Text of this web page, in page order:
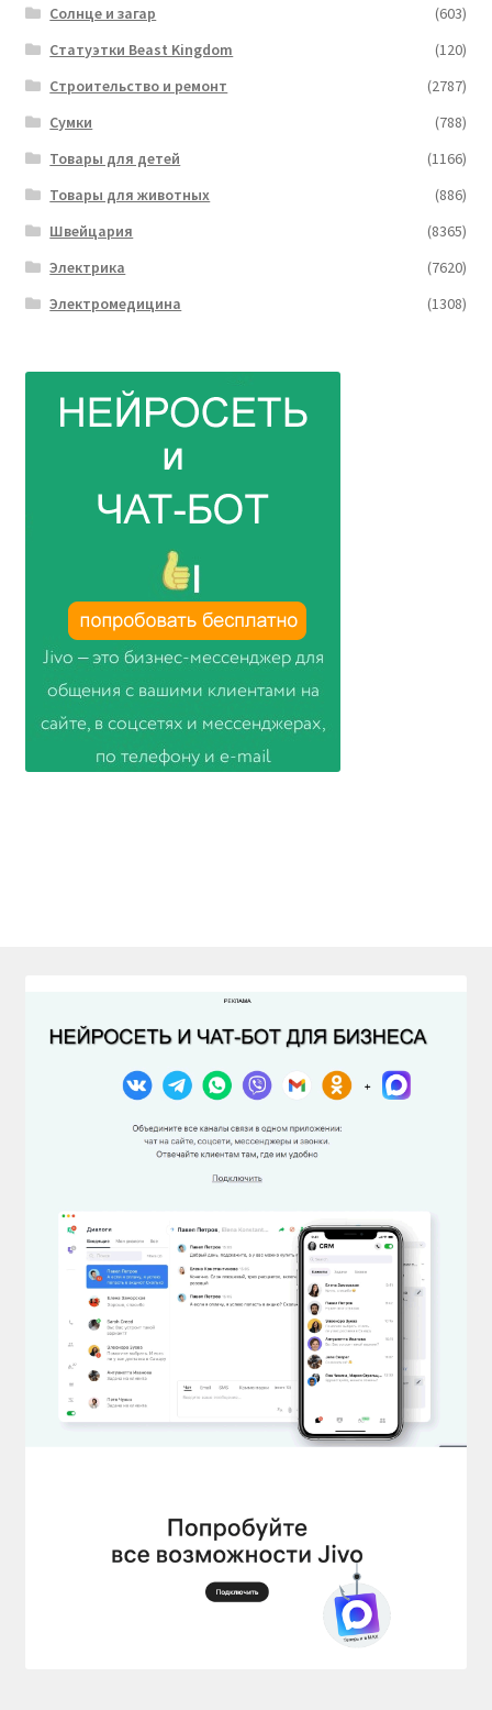
Солнце и загар
(603)
Статуэтки Beast Kingdom
(120)
Строительство и ремонт
(2787)
Сумки
(788)
Товары для детей
(1166)
Товары для животных
(886)
Швейцария
(8365)
Электрика
(7620)
Электромедицина
(1308)